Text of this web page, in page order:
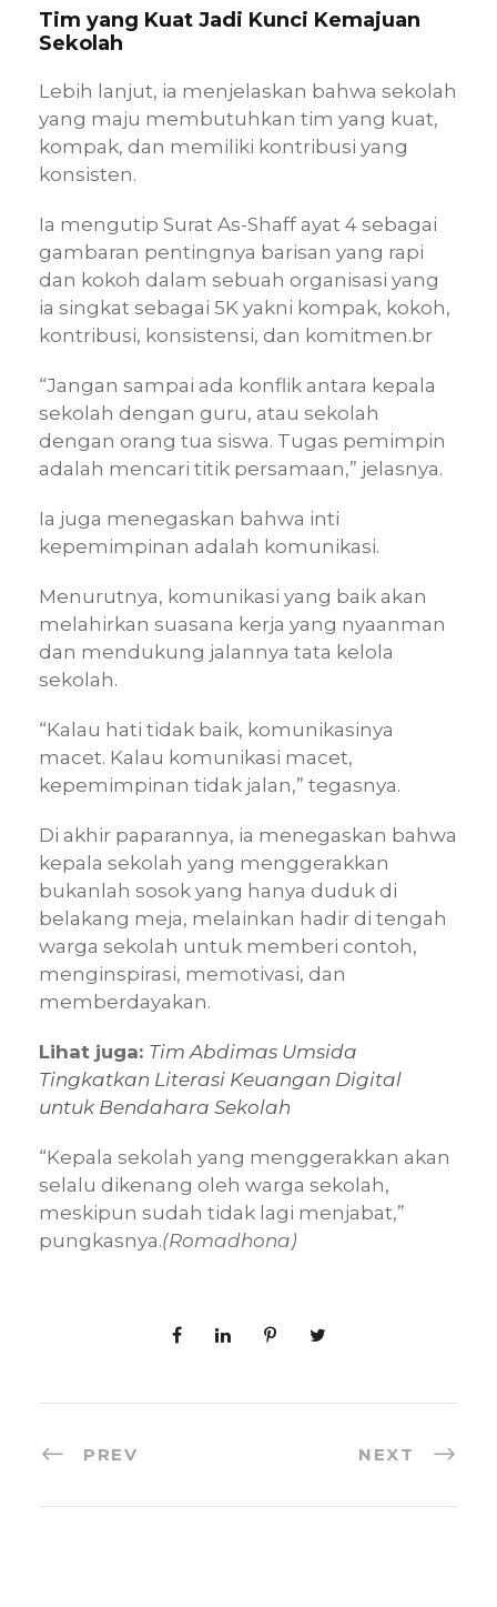
Tim yang Kuat Jadi Kunci Kemajuan
Sekolah
Lebih lanjut, ia menjelaskan bahwa sekolah
yang maju membutuhkan tim yang kuat,
kompak, dan memiliki kontribusi yang
konsisten.
Ia mengutip Surat As-Shaff ayat 4 sebagai
gambaran pentingnya barisan yang rapi
dan kokoh dalam sebuah organisasi yang
ia singkat sebagai 5K yakni kompak, kokoh,
kontribusi, konsistensi, dan komitmen.br
“Jangan sampai ada konflik antara kepala
sekolah dengan guru, atau sekolah
dengan orang tua siswa. Tugas pemimpin
adalah mencari titik persamaan,” jelasnya.
Ia juga menegaskan bahwa inti
kepemimpinan adalah komunikasi.
Menurutnya, komunikasi yang baik akan
melahirkan suasana kerja yang nyaanman
dan mendukung jalannya tata kelola
sekolah.
“Kalau hati tidak baik, komunikasinya
macet. Kalau komunikasi macet,
kepemimpinan tidak jalan,” tegasnya.
Di akhir paparannya, ia menegaskan bahwa
kepala sekolah yang menggerakkan
bukanlah sosok yang hanya duduk di
belakang meja, melainkan hadir di tengah
warga sekolah untuk memberi contoh,
menginspirasi, memotivasi, dan
memberdayakan.
Lihat juga: Tim Abdimas Umsida
Tingkatkan Literasi Keuangan Digital
untuk Bendahara Sekolah
“Kepala sekolah yang menggerakkan akan
selalu dikenang oleh warga sekolah,
meskipun sudah tidak lagi menjabat,”
pungkasnya.(Romadhona)
PREV NEXT